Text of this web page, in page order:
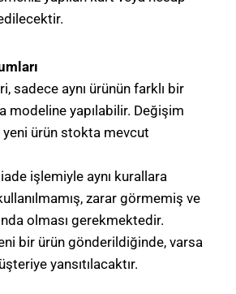
sadece aynı ürünün farklı bir
modeline yapılabilir. Değişim
ürün stokta mevcut
işlemiyle aynı kurallara
zarar görmemiş ve
olması gerekmektedir.
bir ürün gönderildiğinde, varsa
yansıtılacaktır.